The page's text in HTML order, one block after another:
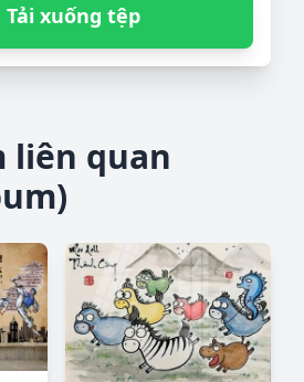
Tải xuống tệp
liên quan